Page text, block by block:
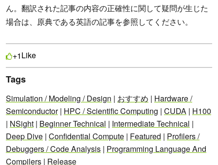
ん。翻訳された記事の内容の正確性に関して疑問が生じた
場合は、原典である英語の記事を参照してください。
+1Like
Tags
Simulation / Modeling / Design | おすすめ | Hardware /
Semiconductor| HPC / Scientific Computing | CUDA | H100
| NSight | Beginner Technical | Intermediate Technical |
Deep Dive | Confidential Compute | Featured | Profilers /
Debuggers / Code Analysis | Programming Language And
Compilers | Release